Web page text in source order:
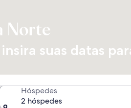
Norte
suas datas
Hóspedes
2 hóspedes